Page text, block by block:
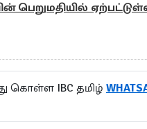
பெறுமதியில்
கொள்ள IBC தமிழ்